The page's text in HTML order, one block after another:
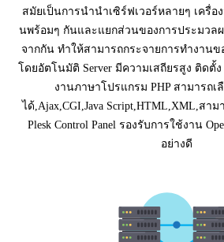
สมัยเป็นการนำนำเซิร์ฟเวอร์หลายๆ เครื่อ
นพร้อมๆ กันและแยกส่วนของการประมวล
จากกัน ทำให้สามารถกระจายการทำงานข
โดยอัตโนมัติ Server มีความเสถียรสูง ติดตั้
งานภาษาโปรแกรม PHP สามารถเ
ได้,Ajax,CGI,Java Script,HTML,XML,สา
Plesk Control Panel รองรับการใช้งาน
อย่างดี